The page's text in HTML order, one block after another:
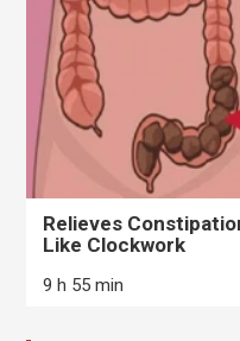
Relieves
Like Clockwork
9 h 55 min